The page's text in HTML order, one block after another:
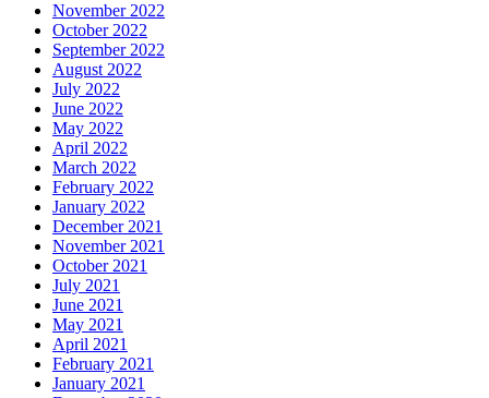
November 2022
October 2022
September 2022
August 2022
July 2022
June 2022
May 2022
April 2022
March 2022
February 2022
January 2022
December 2021
November 2021
October 2021
July 2021
June 2021
May 2021
April 2021
February 2021
January 2021